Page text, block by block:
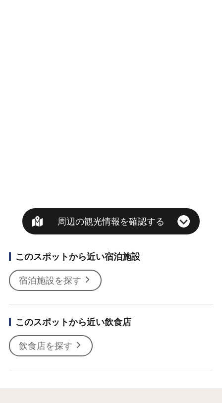
周辺の観光情報を確認する
このスポットから近い宿泊施設
宿泊施設を探す
このスポットから近い飲食店
飲食店を探す